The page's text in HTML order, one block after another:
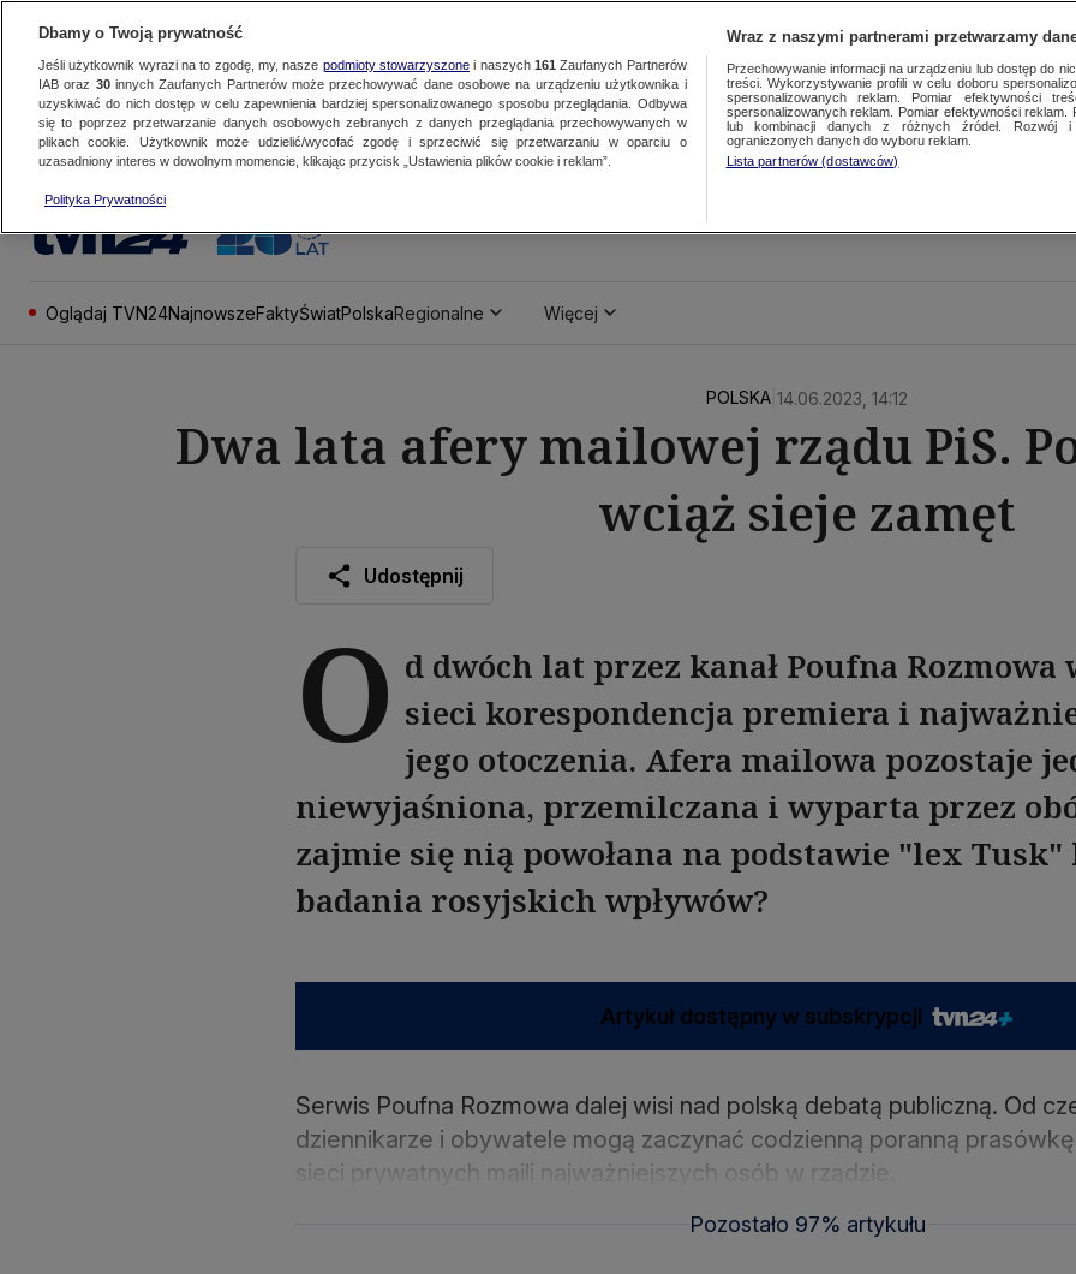
Oglądaj TVN24NajnowszeFaktyŚwiatPolskaRegionalne Więcej
POLSKA 14.06.2023, 14:12
Dwa lata afery mailowej rządu PiS.
wciąż sieje zamęt
Udostępnij
O d dwóch lat przez kanał Poufna Rozmowa
sieci korespondencja premiera i
jego otoczenia. Afera mailowa pozostaje
niewyjaśniona, przemilczana i wyparta przez
zajmie się nią powołana na podstawie "lex Tusk"
badania rosyjskich wpływów?
Artykuł dostępny w subskrypcji
Serwis Poufna Rozmowa dalej wisi nad polską debatą publiczną. Od
dziennikarze i obywatele mogą zaczynać codzienną poranną
sieci prywatnych maili najważniejszych osób w rządzie.
Pozostało 97% artykułu
Dbamy o Twoją prywatność
Jeśli użytkownik wyrazi na to zgodę, my, nasze podmioty stowarzyszonei naszych 161 Zaufanych Partnerów
IAB oraz 30innych Zaufanych Partnerów może przechowywać dane osobowe na urządzeniu użytkownika i
uzyskiwać do nich dostęp w celu zapewnienia bardziej spersonalizowanego sposobu przeglądania. Odbywa
się to poprzez przetwarzanie danych osobowych zebranych z danych przeglądania przechowywanych w
plikach cookie. Użytkownik może udzielić/wycofać zgodę i sprzeciwić się przetwarzaniu w oparciu o
uzasadniony interes w dowolnym momencie, klikając przycisk „Ustawienia plików cookie i reklam”.
Polityka Prywatności
Wraz z naszymi partnerami przetwarzamy
Przechowywanie informacji na urządzeniu lub dostęp do
treści. Wykorzystywanie profili w celu doboru
spersonalizowanych reklam. Pomiar efektywności
spersonalizowanych reklam. Pomiar efektywności
lub kombinacji danych z różnych źródeł. Rozwój i
ograniczonych danych do wyboru reklam.
Lista partnerów (dostawców)